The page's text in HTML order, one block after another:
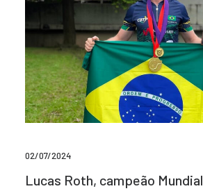
02/07/2024
Lucas Roth, campeão